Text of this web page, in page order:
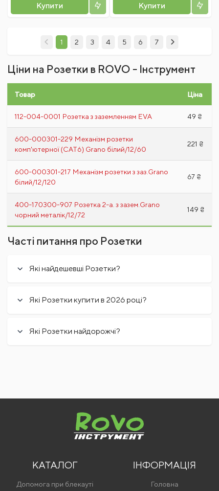
Купити Купити
1 2 3 4 5 6 7
Ціни на Розетки в ROVO - Інструмент
Товар Ціна
112-004-0001 Розетка з заземленням EVA 49 ₴
600-000301-229 Механізм розетки
комп'ютерної (CAT6) Grano білий/12/60
221 ₴
600-000301-217 Механізм розетки з заз.Grano
білий/12/120
67 ₴
400-170300-907 Розетка 2-а. з зазем.Grano
чорний металік/12/72
149 ₴
Часті питання про Розетки
Які найдешевші Розетки?
Які Розетки купити в 2026 році?
Які Розетки найдорожчі?
КАТАЛОГ
Допомога при блекауті
ІНФОРМАЦІЯ
Головна